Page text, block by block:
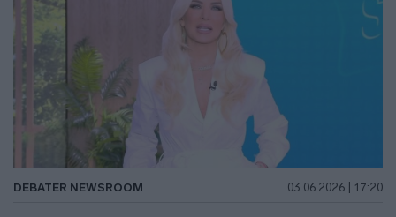
DEBATER NEWSROOM 03.06.2026 | 17:20